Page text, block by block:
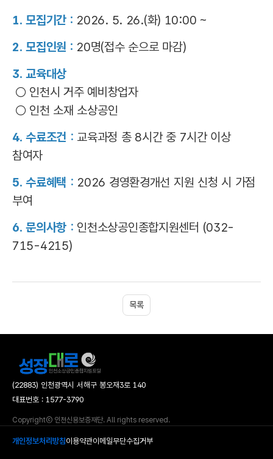
1. 모집기간 : 2026. 5. 26.(화) 10:00 ~
2. 모집인원 : 20명(접수 순으로 마감)
3. 교육대상
○ 인천시 거주 예비창업자
○ 인천 소재 소상공인
4. 수료조건 : 교육과정 총 8시간 중 7시간 이상
참여자
5. 수료혜택 : 2026 경영환경개선 지원 신청 시 가점
부여
6. 문의사항 : 인천소상공인종합지원센터 (032-
715-4215)
목록
(22883) 인천광역시 서해구 봉오재3로 140
대표번호 : 1577-3790
Copyrightⓒ 인천신용보증재단. All rights reserved.
개인정보처리방침이용약관이메일무단수집거부